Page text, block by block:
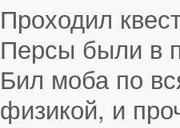
Проходил
Персы были в
Бил моба по
физикой, и